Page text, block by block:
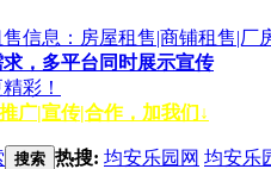
信息：房屋租售|商铺租售|厂
，多平台同时展示宣传
彩！
广|宣传|合作，加我们↓
搜索 热搜: 均安乐园网 均安乐